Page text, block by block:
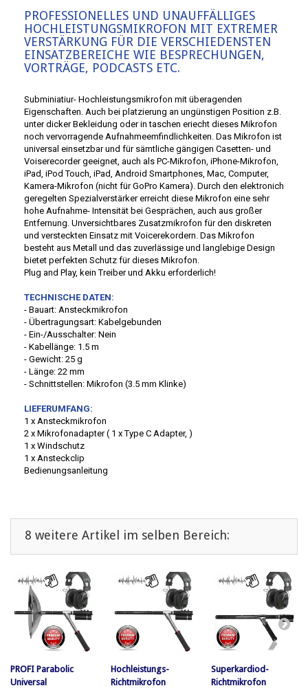
PROFESSIONELLES UND UNAUFFÄLLIGES
HOCHLEISTUNGSMIKROFON MIT EXTREMER
VERSTÄRKUNG FÜR DIE VERSCHIEDENSTEN
EINSATZBEREICHE WIE BESPRECHUNGEN,
VORTRÄGE, PODCASTS ETC.
Subminiatiur- Hochleistungsmikrofon mit überagenden
Eigenschaften. Auch bei platzierung an ungünstigen Position z.B.
unter dicker Bekleidung oder in taschen eriecht dieses Mikrofon
noch vervorragende Aufnahmeemfindlichkeiten. Das Mikrofon ist
universal einsetzbar und für sämtliche gängigen Casetten- und
Voiserecorder geeignet, auch als PC-Mikrofon, iPhone-Mikrofon,
iPad, iPod Touch, iPad, Android Smartphones, Mac, Computer,
Kamera-Mikrofon (nicht für GoPro Kamera). Durch den elektronich
geregelten Spezialverstärker erreicht diese Mikrofon eine sehr
hohe Aufnahme- Intensität bei Gesprächen, auch aus großer
Entfernung. Unversichtbares Zusatzmikrofon für den diskreten
und versteckten Einsatz mit Voicerekordern. Das Mikrofon
besteht aus Metall und das zuverlässige und langlebige Design
bietet perfekten Schutz für dieses Mikrofon.
Plug and Play, kein Treiber und Akku erforderlich!
TECHNISCHE DATEN:
- Bauart: Ansteckmikrofon
- Übertragungsart: Kabelgebunden
- Ein-/Ausschalter: Nein
- Kabellänge: 1.5 m
- Gewicht: 25 g
- Länge: 22 mm
- Schnittstellen: Mikrofon (3.5 mm Klinke)
LIEFERUMFANG:
1 x Ansteckmikrofon
2 x Mikrofonadapter ( 1 x Type C Adapter, )
1 x Windschutz
1 x Ansteckclip
Bedienungsanleitung
8 weitere Artikel im selben Bereich:
PROFI Parabolic
Universal
Hochleistungs-
Richtmikrofon
Superkardiod-
Richtmikrofon